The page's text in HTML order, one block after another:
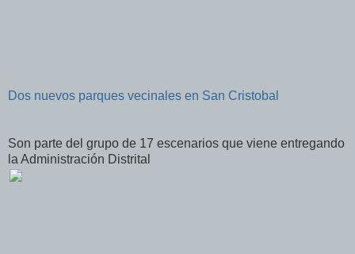
Dos nuevos parques vecinales en San Cristobal
Son parte del grupo de 17 escenarios que viene entregando
la Administración Distrital